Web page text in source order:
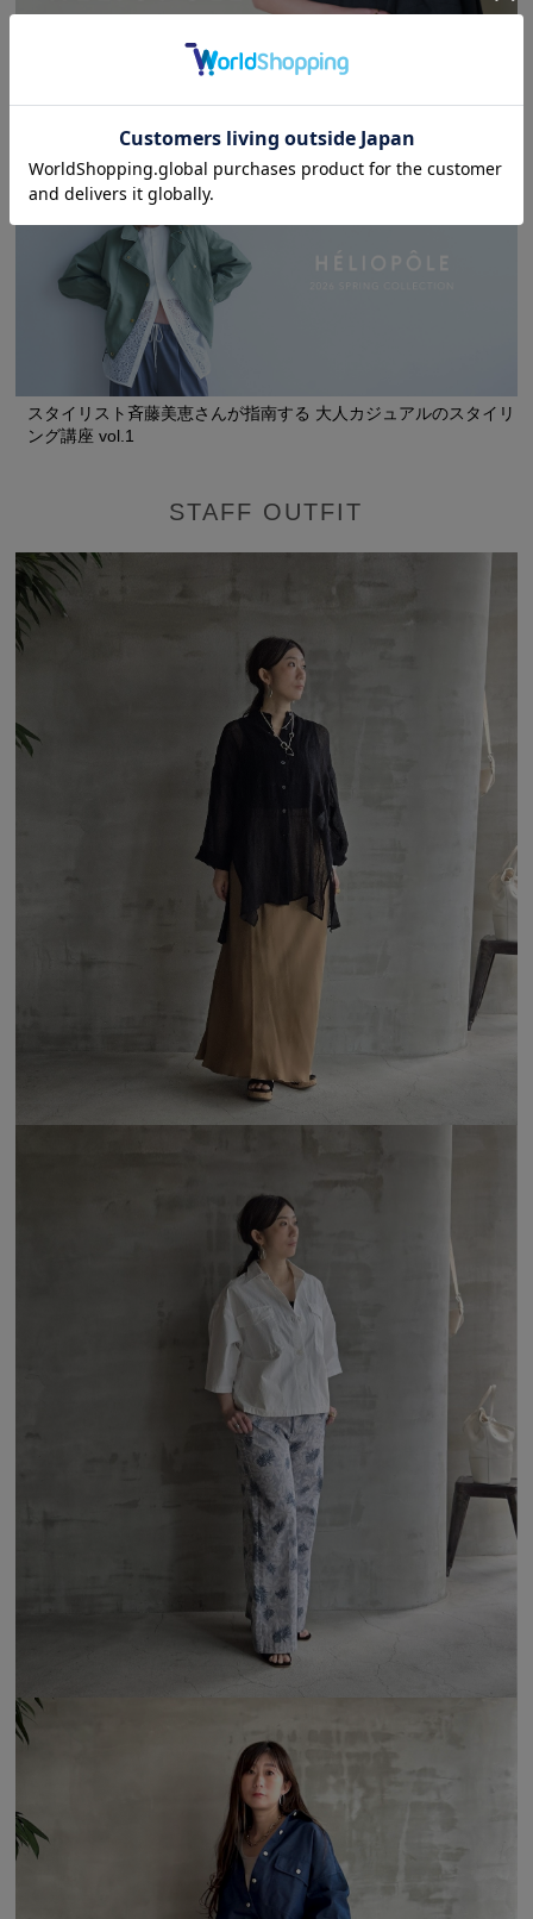
スタイリスト斉藤美恵さんが指南する 大人カジュアルのスタイリ
スタイリスト斉藤美恵さんが指南する 大人カジュアルのスタイリ
ング講座 vol.1
STAFF OUTFIT